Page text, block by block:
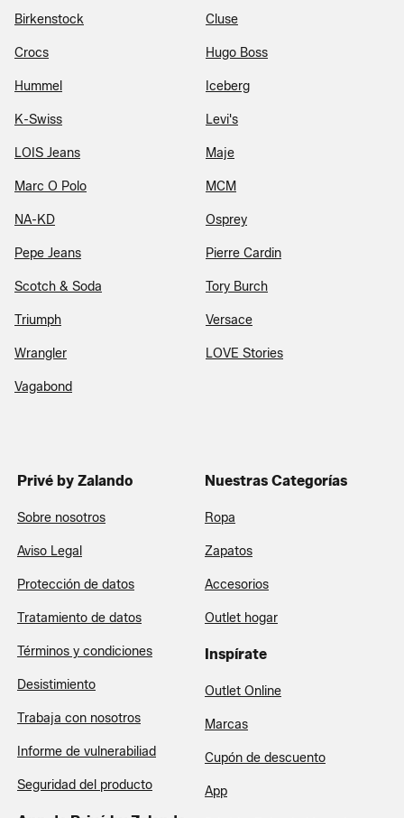
Birkenstock Cluse
Crocs Hugo Boss
Hummel Iceberg
K-Swiss Levi's
LOIS Jeans Maje
Marc O Polo MCM
NA-KD Osprey
Pepe Jeans Pierre Cardin
Scotch & Soda Tory Burch
Triumph Versace
Wrangler LOVE Stories
Vagabond
Privé by Zalando
Sobre nosotros
Aviso Legal
Protección de datos
Tratamiento de datos
Términos y condiciones
Desistimiento
Trabaja con nosotros
Informe de vulnerabiliad
Seguridad del producto
Nuestras Categorías
Ropa
Zapatos
Accesorios
Outlet hogar
Inspírate
Outlet Online
Marcas
Cupón de descuento
App